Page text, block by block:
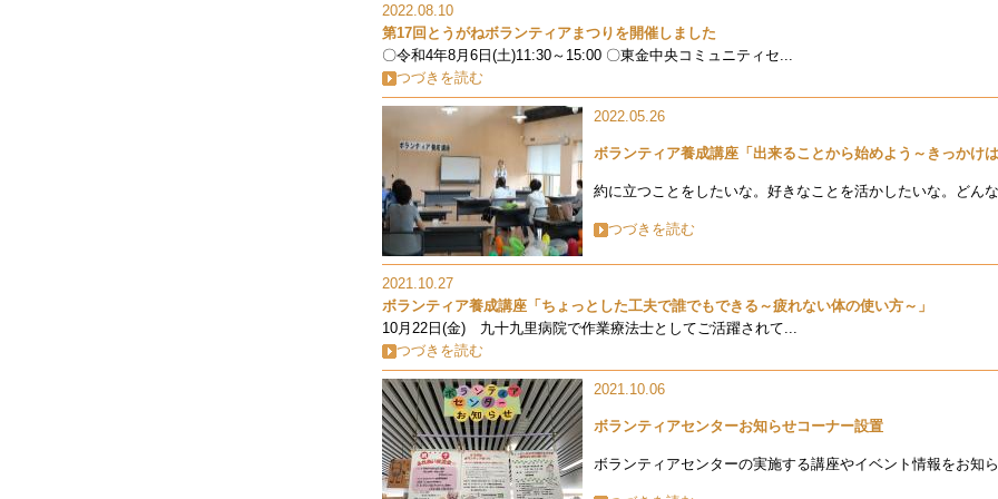
2022.08.10
第17回とうがねボランティアまつりを開催しました
〇令和4年8月6日(土)11:30～15:00 〇東金中央コミュニティセ...
つづきを読む
2022.05.26
ボランティア養成講座「出来ることから始めよう～きっかけ
約に立つことをしたいな。好きなことを活かしたいな。どん
つづきを読む
2021.10.27
ボランティア養成講座「ちょっとした工夫で誰でもできる～疲れない体の使い方～」
10月22日(金) 九十九里病院で作業療法士としてご活躍されて...
つづきを読む
2021.10.06
ボランティアセンターお知らせコーナー設置
ボランティアセンターの実施する講座やイベント情報をお知